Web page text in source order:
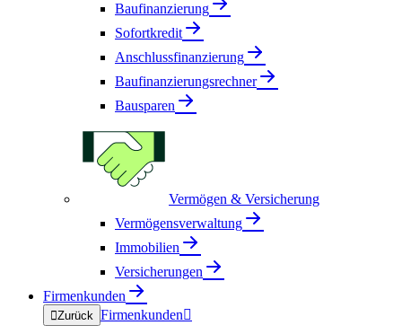
Baufinanzierung
Sofortkredit
Anschlussfinanzierung
Baufinanzierungsrechner
Bausparen
Vermögen & Versicherung
Vermögensverwaltung
Immobilien
Versicherungen
Firmenkunden
Zurück Firmenkunden